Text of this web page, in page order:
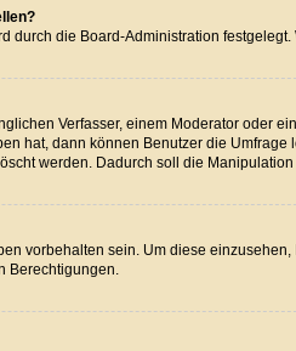
durch die Board-Administration
Verfasser, einem Moderator oder
hat, dann können Benutzer die
werden. Dadurch soll die
vorbehalten sein. Um diese
Berechtigungen.